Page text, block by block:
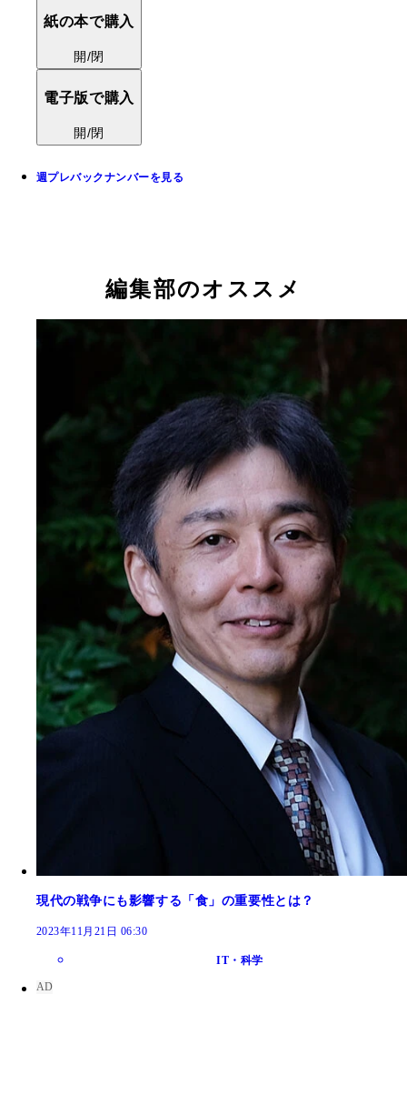
紙の本で購入
開/閉
電子版で購入
開/閉
週プレバックナンバーを見る
編集部のオススメ
現代の戦争にも影響する「食」の重要性とは？
2023年11月21日 06:30
IT・科学